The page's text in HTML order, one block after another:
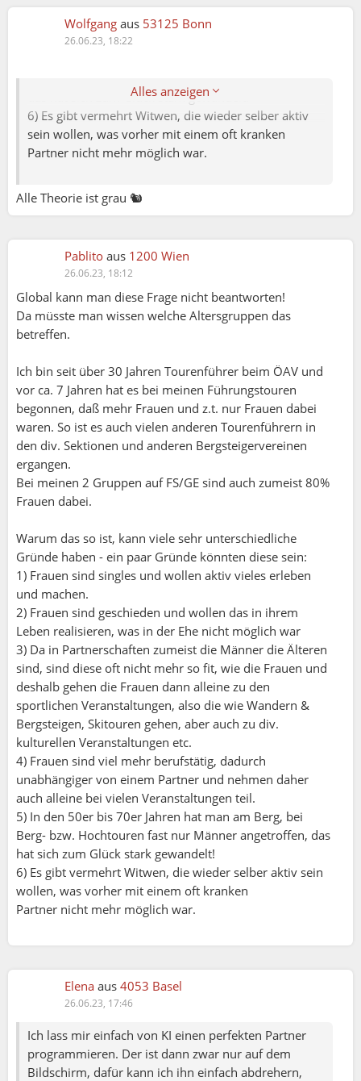
Wolfgang aus 53125 Bonn
26.06.23, 18:22
Alles anzeigen
4) Frauen sind viel mehr berufstätig, dadurch
unabhängiger von einem Partner und nehmen daher
auch alleine bei vielen Veranstaltungen teil.
das hat sich zum Glück stark gewandelt!
6) Es gibt vermehrt Witwen, die wieder selber aktiv
sein wollen, was vorher mit einem oft kranken
Partner nicht mehr möglich war.
Alle Theorie ist grau 🐿️
Pablito aus 1200 Wien
26.06.23, 18:12
Global kann man diese Frage nicht beantworten!
Da müsste man wissen welche Altersgruppen das
betreffen.
Ich bin seit über 30 Jahren Tourenführer beim ÖAV und
vor ca. 7 Jahren hat es bei meinen Führungstouren
begonnen, daß mehr Frauen und z.t. nur Frauen dabei
waren. So ist es auch vielen anderen Tourenführern in
den div. Sektionen und anderen Bergsteigervereinen
ergangen.
Bei meinen 2 Gruppen auf FS/GE sind auch zumeist 80%
Frauen dabei.
Warum das so ist, kann viele sehr unterschiedliche
Gründe haben - ein paar Gründe könnten diese sein:
1) Frauen sind singles und wollen aktiv vieles erleben
und machen.
2) Frauen sind geschieden und wollen das in ihrem
Leben realisieren, was in der Ehe nicht möglich war
3) Da in Partnerschaften zumeist die Männer die Älteren
sind, sind diese oft nicht mehr so fit, wie die Frauen und
deshalb gehen die Frauen dann alleine zu den
sportlichen Veranstaltungen, also die wie Wandern &
Bergsteigen, Skitouren gehen, aber auch zu div.
kulturellen Veranstaltungen etc.
4) Frauen sind viel mehr berufstätig, dadurch
unabhängiger von einem Partner und nehmen daher
auch alleine bei vielen Veranstaltungen teil.
5) In den 50er bis 70er Jahren hat man am Berg, bei
Berg- bzw. Hochtouren fast nur Männer angetroffen, das
hat sich zum Glück stark gewandelt!
6) Es gibt vermehrt Witwen, die wieder selber aktiv sein
wollen, was vorher mit einem oft kranken
Partner nicht mehr möglich war.
Elena aus 4053 Basel
26.06.23, 17:46
Ich lass mir einfach von KI einen perfekten Partner
programmieren. Der ist dann zwar nur auf dem
Bildschirm, dafür kann ich ihn einfach abdrehern,